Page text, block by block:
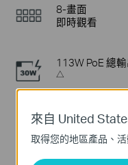
8-畫面
即時觀看
113W PoE 總
△
智慧影像編碼
來自 United
取得您的地區產品、活